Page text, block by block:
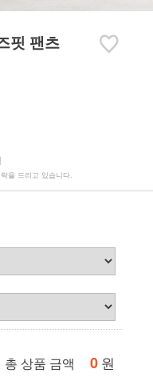
핏 팬츠
을 드리고 있습니다.
총 상품 금액 0 원